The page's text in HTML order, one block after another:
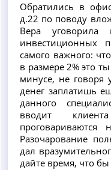
Обратились в
д.22 по поводу
Вера уговорила
инвестиционных
самого важного:
в размере 2% это
минусе, не
денег заплатишь
данного
вводит
Разочарование
дал
дайте время, что